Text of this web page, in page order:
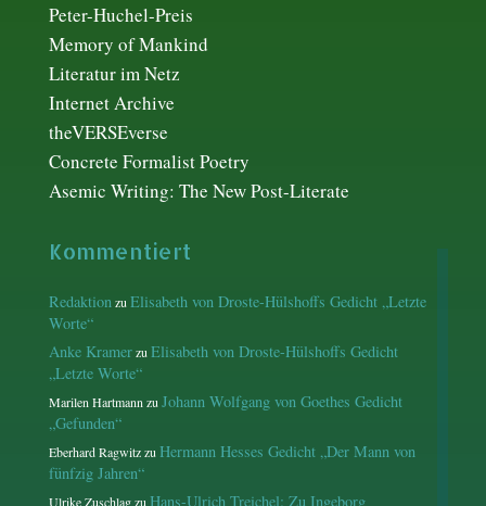
Peter-Huchel-Preis
Memory of Mankind
Literatur im Netz
Internet Archive
theVERSEverse
Concrete Formalist Poetry
Asemic Writing: The New Post-Literate
Kommentiert
RedaktionzuElisabeth von Droste-Hülshoffs Gedicht „Letzte
Worte“
Anke KramerzuElisabeth von Droste-Hülshoffs Gedicht
„Letzte Worte“
Marilen HartmannzuJohann Wolfgang von Goethes Gedicht
„Gefunden“
Eberhard RagwitzzuHermann Hesses Gedicht „Der Mann von
fünfzig Jahren“
Ulrike ZuschlagzuHans-Ulrich Treichel: Zu Ingeborg